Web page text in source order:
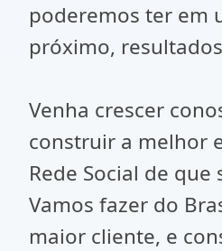
poderemos ter em
próximo,
Venha crescer
construir a melhor
Rede Social de
Vamos fazer do
maior cliente, e